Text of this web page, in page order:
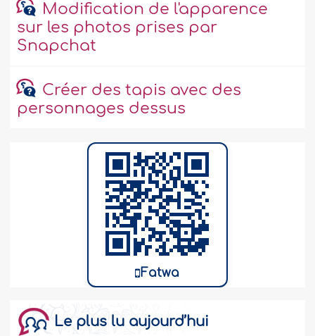
Modification de l'apparence
sur les photos prises par
Snapchat
Créer des tapis avec des
personnages dessus
Fatwa
Le plus lu aujourd’hui